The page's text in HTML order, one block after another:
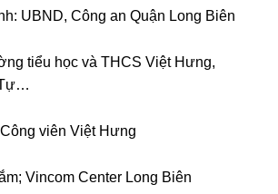
UBND, Công an Quận Long Biên
tiểu học và THCS Việt Hưng,
viên Việt Hưng
Vincom Center Long Biên